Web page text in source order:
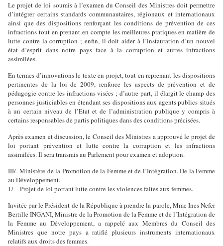
Le projet de loi soumis à l’examen du Conseil des Ministres doit permettre
d’intégrer certains standards communautaires, régionaux et internationaux
ainsi que des dispositions renforçant les conditions de prévention de ces
infractions tout en prenant en compte les meilleures pratiques en matière de
lutte contre la corruption ; enfin, il doit aider à l’instauration d’un nouvel
état d’esprit dans notre pays face à la corruption et autres infractions
assimilées.
En termes d’innovations le texte en projet, tout en reprenant les dispositions
pertinentes de la loi de 2009, renforce les aspects de prévention et de
pédagogie contre les infractions visées ; d’autre part, il élargit le champ des
personnes justiciables en étendant ses dispositions aux agents publics situés
à un certain niveau de l’Etat et de l’administration publique y compris à
certains responsables de partis politiques dans des conditions précisées.
Après examen et discussion, le Conseil des Ministres a approuvé le projet de
loi portant prévention et lutte contre la corruption et les infractions
assimilées. Il sera transmis au Parlement pour examen et adoption.
III/- Ministère de la Promotion de la Femme et de l’Intégration. De la Femme
au Développement.
1/ – Projet de loi portant lutte contre les violences faites aux femmes.
Invitée par le Président de la République à prendre la parole, Mme Ines Nefer
Bertille INGANI, Ministre de la Promotion de la Femme et de l’Intégration de
la Femme au Développement, a rappelé aux Membres du Conseil des
Ministres que notre pays a ratifié plusieurs instruments internationaux
relatifs aux droits des femmes.